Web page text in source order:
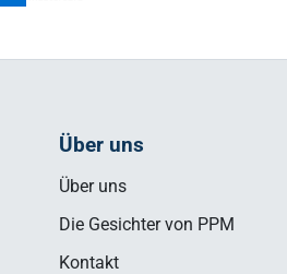
Über uns
Über uns
Die Gesichter von PPM
Kontakt